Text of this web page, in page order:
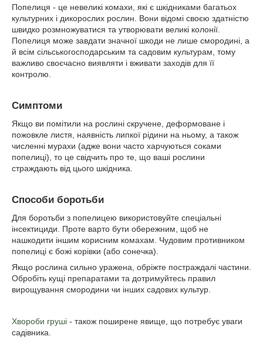
Попелиця - це невеликі комахи, які є шкідниками багатьох
культурних і дикорослих рослин. Вони відомі своєю здатністю
швидко розмножуватися та утворювати великі колонії.
Попелиця може завдати значної шкоди не лише смородині, а
й всім сільськогосподарським та садовим культурам, тому
важливо своєчасно виявляти і вживати заходів для її
контролю.
Симптоми
Якщо ви помітили на рослині скручене, деформоване і
пожовкле листя, наявність липкої рідини на ньому, а також
численні мурахи (адже вони часто харчуються соками
попелиці), то це свідчить про те, що ваші рослини
страждають від цього шкідника.
Способи боротьби
Для боротьби з попелицею використовуйте спеціальні
інсектициди. Проте варто бути обережним, щоб не
нашкодити іншим корисним комахам. Чудовим противником
попелиці є божі корівки (або сонечка).
Якщо рослина сильно уражена, обріжте постраждалі частини.
Обробіть кущі препаратами та дотримуйтесь правил
вирощування смородини чи інших садових культур.
Хвороби груші - також поширене явище, що потребує уваги
садівника.